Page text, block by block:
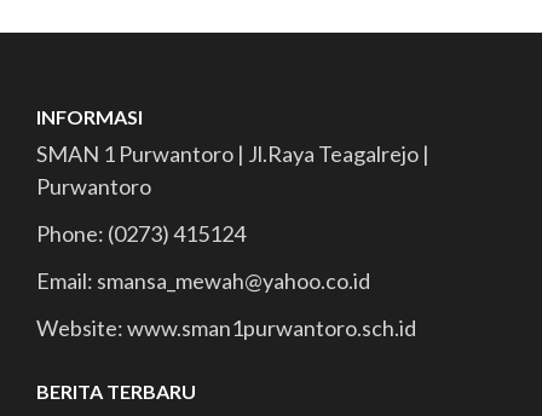
INFORMASI
SMAN 1 Purwantoro | Jl.Raya Teagalrejo |
Purwantoro
Phone: (0273) 415124
Email: smansa_mewah@yahoo.co.id
Website: www.sman1purwantoro.sch.id
BERITA TERBARU